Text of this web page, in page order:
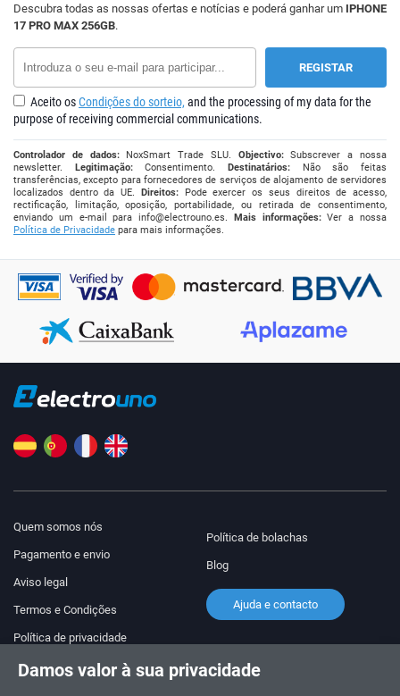
Descubra todas as nossas ofertas e notícias e poderá ganhar um IPHONE
17 PRO MAX 256GB.
Aceito osCondições do sorteio, and the processing of my data for the
purpose of receiving commercial communications.
Controlador de dados:NoxSmart Trade SLU. Objectivo:Subscrever a nossa
newsletter. Legitimação:Consentimento.Destinatários: Não são feitas
transferências, excepto para fornecedores de serviços de alojamento de servidores
localizados dentro da UE. Direitos:Pode exercer os seus direitos de acesso,
rectificação, limitação, oposição, portabilidade, ou retirada de consentimento,
enviando um e-mail parainfo@electrouno.es. Mais informações:Ver a nossa
Política de Privacidade para mais informações.
Quem somos nós
Pagamento e envio
Aviso legal
Termos e Condições
Política de privacidade
Política de bolachas
Blog
Ajuda e contacto
ENCOMENDAS E CONSULTAS Siga-nos!
Damos valor à sua privacidade